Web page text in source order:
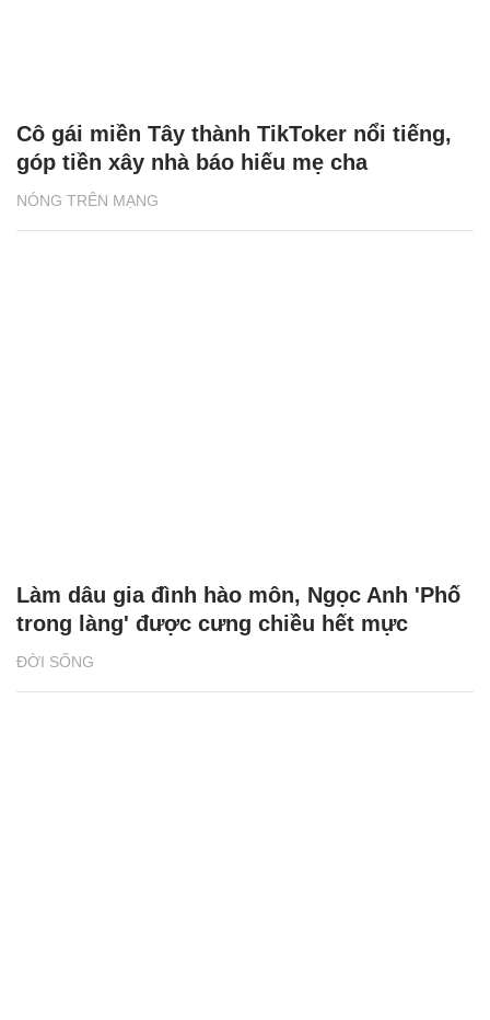
NÓNG TRÊN MẠNG
Cô gái miền Tây thành TikToker nổi tiếng,
góp tiền xây nhà báo hiếu mẹ cha
ĐỜI SỐNG
Làm dâu gia đình hào môn, Ngọc Anh 'Phố
trong làng' được cưng chiều hết mực